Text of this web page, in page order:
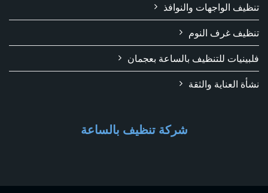
تنظيف الواجهات والنوافذ
تنظيف غرف النوم
فلبينيات للتنظيف بالساعة بعجمان
نشأة العناية والثقة
شركة تنظيف بالساعة